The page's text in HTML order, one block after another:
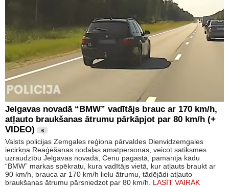
Jelgavas novadā “BMW” vadītājs brauc ar 170 km/h,
atļauto braukšanas ātrumu pārkāpjot par 80 km/h (+
VIDEO)
6
Valsts policijas Zemgales reģiona pārvaldes Dienvidzemgales
iecirkņa Reaģēšanas nodaļas amatpersonas, veicot satiksmes
uzraudzību Jelgavas novadā, Cenu pagastā, pamanīja kādu
“BMW” markas spēkratu, kura vadītājs vietā, kur atļauts braukt ar
90 km/h, brauca ar 170 km/h lielu ātrumu, tādējādi atļauto
braukšanas ātrumu pārsniedzot par 80 km/h. LASĪT VAIRĀK